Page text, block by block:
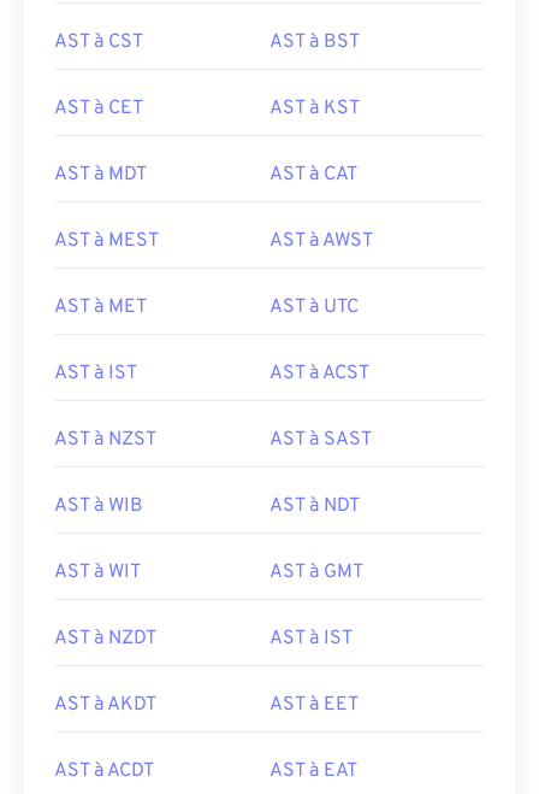
AST à CST AST à BST
AST à CET AST à KST
AST à MDT AST à CAT
AST à MEST AST à AWST
AST à MET AST à UTC
AST à IST AST à ACST
AST à NZST AST à SAST
AST à WIB AST à NDT
AST à WIT AST à GMT
AST à NZDT AST à IST
AST à AKDT AST à EET
AST à ACDT AST à EAT